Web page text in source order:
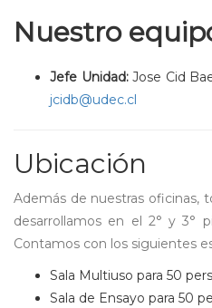
Nuestro
Jefe Unidad:Jose Cid
jcidb@udec.cl
Ubicación
Además de nuestras oficinas,
desarrollamos en el 2° y 3°
Contamos con los siguientes
Sala Multiuso para 50
Sala de Ensayo para 50